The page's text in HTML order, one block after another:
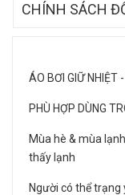
CHÍNH SÁCH
ÁO BƠI GIỮ NHIỆT
PHÙ HỢP DÙNG
Mùa hè & mùa
thấy lạnh
Người có thể trạng